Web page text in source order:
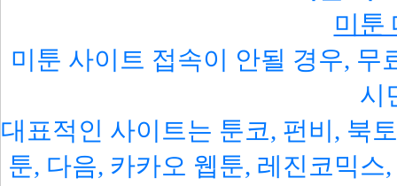
미툰
미툰 사이트 접속이 안될 경우,
시
대표적인 사이트는 툰코, 펀비, 북
툰, 다음, 카카오 웹툰, 레진코믹